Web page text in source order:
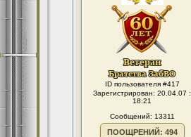
ID пользователя #417
Зарегистрирован: 20.04.07 :
18:21
Сообщений: 13311
ПООЩРЕНИЙ: 494